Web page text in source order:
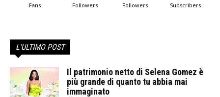
Fans Followers Followers Subscribers
L'ULTIMO POST
Il patrimonio netto di Selena Gomez è
più grande di quanto tu abbia mai
immaginato